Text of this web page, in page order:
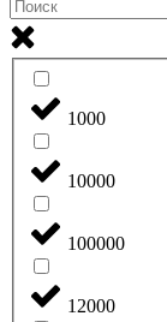
1000
10000
100000
12000